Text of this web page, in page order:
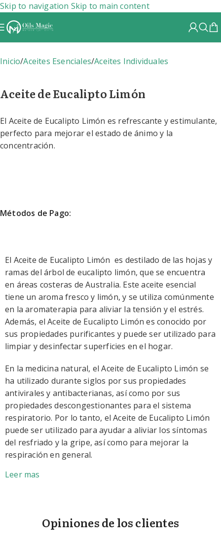
Skip to navigation Skip to main content
Inicio/Aceites Esenciales/Aceites Individuales
Aceite de Eucalipto Limón
El Aceite de Eucalipto Limón es refrescante y estimulante,
perfecto para mejorar el estado de ánimo y la
concentración.
Métodos de Pago:
El Aceite de Eucalipto Limón es destilado de las hojas y
ramas del árbol de eucalipto limón, que se encuentra
en áreas costeras de Australia. Este aceite esencial
tiene un aroma fresco y limón, y se utiliza comúnmente
en la aromaterapia para aliviar la tensión y el estrés.
Además, el Aceite de Eucalipto Limón es conocido por
sus propiedades purificantes y puede ser utilizado para
limpiar y desinfectar superficies en el hogar.
En la medicina natural, el Aceite de Eucalipto Limón se
ha utilizado durante siglos por sus propiedades
antivirales y antibacterianas, así como por sus
propiedades descongestionantes para el sistema
respiratorio. Por lo tanto, el Aceite de Eucalipto Limón
puede ser utilizado para ayudar a aliviar los síntomas
del resfriado y la gripe, así como para mejorar la
respiración en general.
Leer mas
Opiniones de los clientes